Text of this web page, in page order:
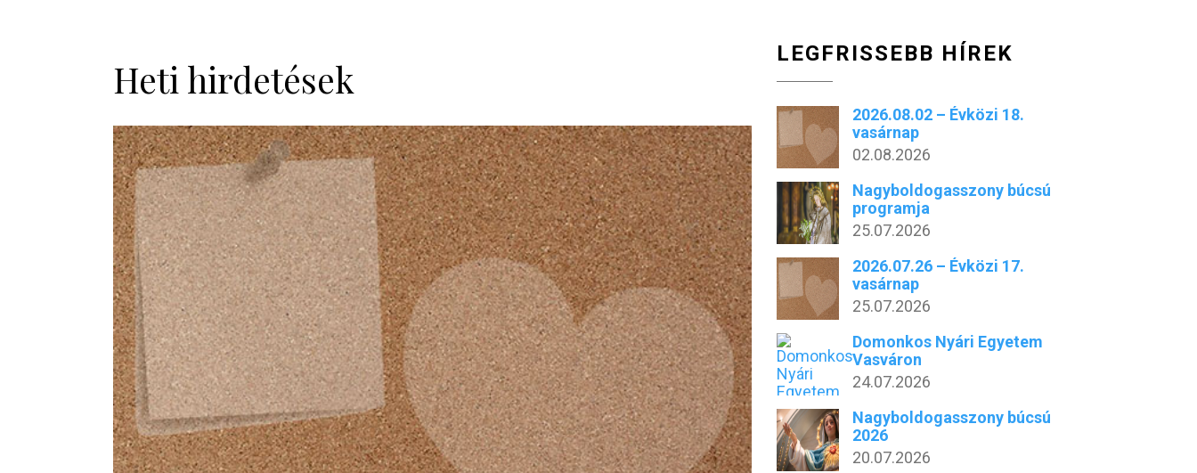
Heti hirdetések
LEGFRISSEBB HÍREK
2026.08.02 – Évközi 18.
vasárnap
02.08.2026
Nagyboldogasszony búcsú
programja
25.07.2026
2026.07.26 – Évközi 17.
vasárnap
25.07.2026
Domonkos Nyári Egyetem
Vasváron
24.07.2026
Nagyboldogasszony búcsú
2026
20.07.2026